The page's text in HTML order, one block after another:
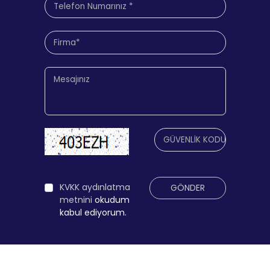
KVKK aydınlatma
metnini okudum
kabul ediyorum.
GÖNDER